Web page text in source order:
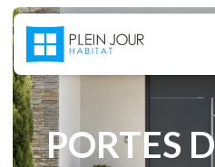
PORTES